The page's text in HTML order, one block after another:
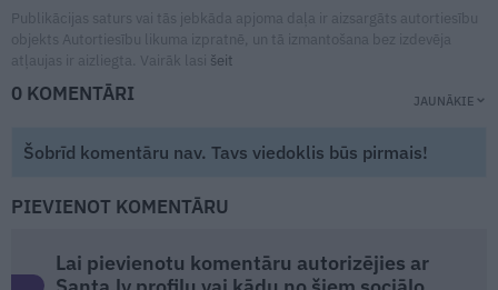
Publikācijas saturs vai tās jebkāda apjoma daļa ir aizsargāts autortiesību
objekts Autortiesību likuma izpratnē, un tā izmantošana bez izdevēja
atļaujas ir aizliegta. Vairāk lasi šeit
0 KOMENTĀRI JAUNĀKIE
Šobrīd komentāru nav. Tavs viedoklis būs pirmais!
PIEVIENOT KOMENTĀRU
Lai pievienotu komentāru autorizējies ar